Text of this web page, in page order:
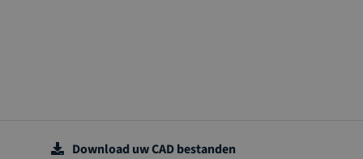
Download uw CAD bestanden